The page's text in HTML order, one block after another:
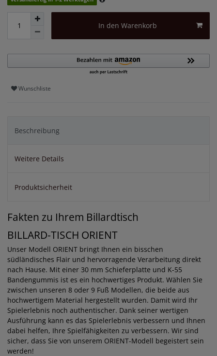
In den Warenkorb
Wunschliste
Beschreibung
Weitere Details
Produktsicherheit
Fakten zu Ihrem Billardtisch
BILLARD-TISCH ORIENT
Unser Modell ORIENT bringt Ihnen ein bisschen
südländisches Flair und hervorragende Verarbeitung direkt
nach Hause. Mit einer 30 mm Schieferplatte und K-55
Bandengummis ist es ein hochwertiges Produkt. Wählen Sie
zwischen unseren 8 oder 9 Fuß Modellen, die beide aus
hochwertigem Material hergestellt wurden. Damit wird Ihr
Spielerlebnis noch authentischer. Dank seiner wertigen
Ausführung kann es das Spielerlebnis verbessern und Ihnen
dabei helfen, Ihre Spielfähigkeiten zu verbessern. Wir sind
sicher, dass Sie von unserem ORIENT-Modell begeistert sein
werden!